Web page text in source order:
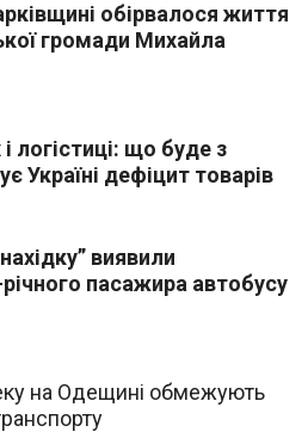
громади Михайла
логістиці: що буде з
Україні дефіцит товарів
пасажира автобусу
на Одещині обмежують